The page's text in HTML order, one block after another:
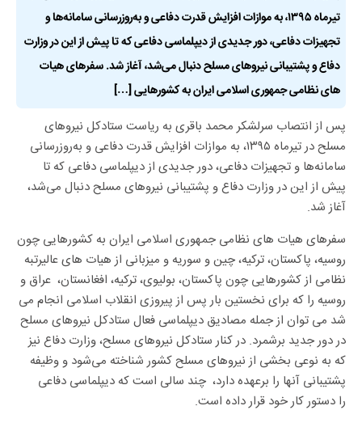
تیرماه ۱۳۹۵، به موازات افزایش قدرت دفاعی و به‌روزرسانی سامانه‌ها و
تجهیزات دفاعی، دور جدیدی از دیپلماسی دفاعی که تا پیش از این در وزارت
دفاع و پشتیبانی نیروهای مسلح دنبال می‌شد، آغاز شد. سفرهای هیات
های نظامی جمهوری اسلامی ایران به کشورهایی […]
پس از انتصاب سرلشکر محمد باقری به ریاست ستادکل نیروهای
مسلح در تیرماه ۱۳۹۵، به موازات افزایش قدرت دفاعی و به‌روزرسانی
سامانه‌ها و تجهیزات دفاعی، دور جدیدی از دیپلماسی دفاعی که تا
پیش از این در وزارت دفاع و پشتیبانی نیروهای مسلح دنبال می‌شد،
آغاز شد.
سفرهای هیات های نظامی جمهوری اسلامی ایران به کشورهایی چون
روسیه، پاکستان، ترکیه، چین و سوریه و میزبانی از هیات های عالیرتبه
نظامی از کشورهایی چون پاکستان، بولیوی، ترکیه، افغانستان، عراق و
روسیه را که برای نخستین بار پس از پیروزی انقلاب اسلامی انجام می
شد می توان از جمله مصادیق دیپلماسی فعال ستادکل نیروهای مسلح
در دور جدید برشمرد. در کنار ستادکل نیروهای مسلح، وزارت دفاع نیز
که به نوعی بخشی از نیروهای مسلح کشور شناخته می‌شود و وظیفه
پشتیبانی آنها را برعهده دارد، چند سالی است که دیپلماسی دفاعی
را دستور کار خود قرار داده است.